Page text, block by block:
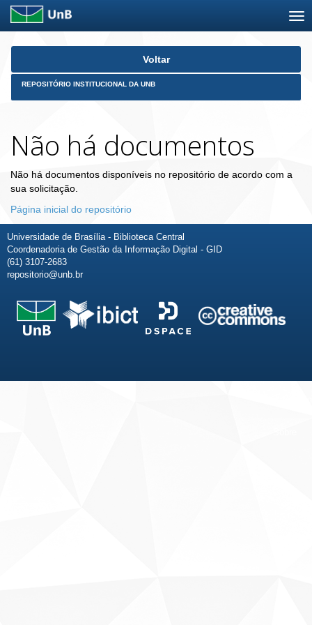
Skip
Voltar
REPOSITÓRIO INSTITUCIONAL DA UNB
Não há documentos
Não há documentos disponíveis no repositório de acordo com a
sua solicitação.
Página inicial do repositório
Universidade de Brasília - Biblioteca Central
Coordenadoria de Gestão da Informação Digital - GID
(61) 3107-2683
repositorio@unb.br